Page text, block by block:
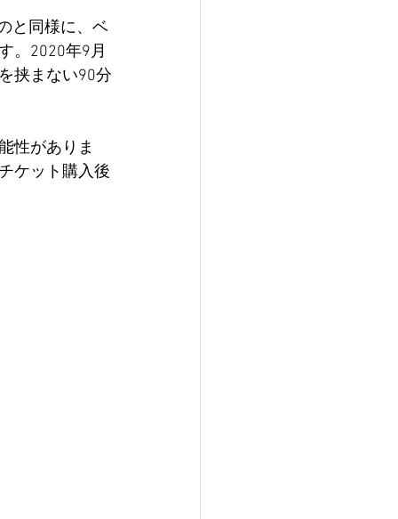
と同様に、ベ
。2020年9月
挟まない90分
性がありま
ケット購入後